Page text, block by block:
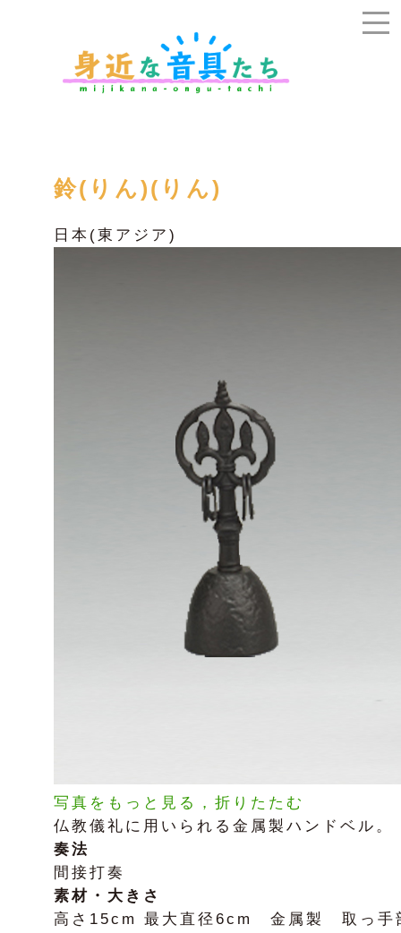
鈴(りん)(りん)
日本(東アジア)
写真をもっと見る，折りたたむ
仏教儀礼に用いられる金属製ハンドベル。
奏法
間接打奏
素材・大きさ
高さ15cm 最大直径6cm 金属製 取っ手